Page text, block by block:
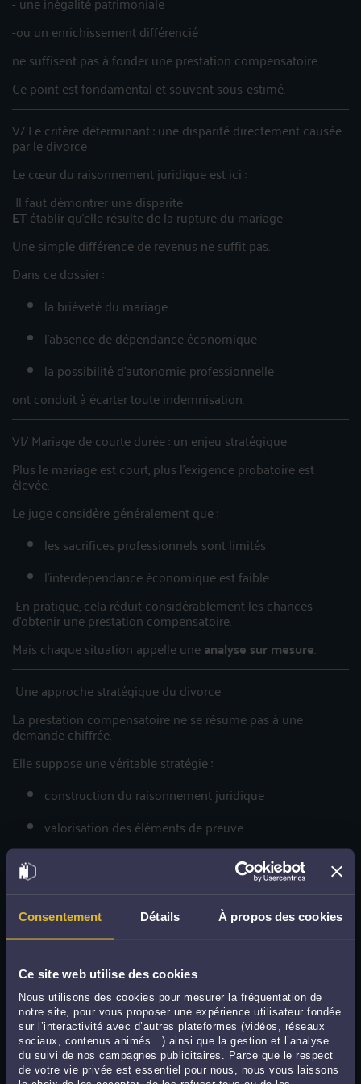
Consentement Détails À propos des cookies
Ce site web utilise des cookies
Nous utilisons des cookies pour mesurer la fréquentation de
notre site, pour vous proposer une expérience utilisateur fondée
sur l’interactivité avec d’autres plateformes (vidéos, réseaux
sociaux, contenus animés…) ainsi que la gestion et l’analyse
du suivi de nos campagnes publicitaires. Parce que le respect
de votre vie privée est essentiel pour nous, nous vous laissons
-ou un enrichissement différencié
ne suffisent pas à fonder une prestation compensatoire.
Ce point est fondamental et souvent sous-estimé.
V/ Le critère déterminant : une disparité directement causée
par le divorce
Le cœur du raisonnement juridique est ici :
Il faut démontrer une disparité
ETétablir qu’elle résulte de la rupture du mariage
Une simple différence de revenus ne suffit pas.
Dans ce dossier :
la brièveté du mariage
l’absence de dépendance économique
la possibilité d’autonomie professionnelle
ont conduit à écarter toute indemnisation.
VI/ Mariage de courte durée : un enjeu stratégique
Plus le mariage est court, plus l’exigence probatoire est
élevée.
Le juge considère généralement que :
les sacrifices professionnels sont limités
l’interdépendance économique est faible
En pratique, cela réduit considérablement les chances
d’obtenir une prestation compensatoire.
Mais chaque situation appelle uneanalyse sur mesure.
Une approche stratégique du divorce
La prestation compensatoire ne se résume pas à une
demande chiffrée.
Elle suppose une véritable stratégie :
construction du raisonnement juridique
valorisation des éléments de preuve
négociation en amont lorsque cela est pertinent
Un dossier mal préparé peut conduire :
ou à une décision défavorable difficilement réversible
Avocat divorce à Lyon : un accompagnement sur mesure
Vous êtes engagé dans une procédure de divorce amiable à
Lyon et vous vous interrogez sur vos droits ?